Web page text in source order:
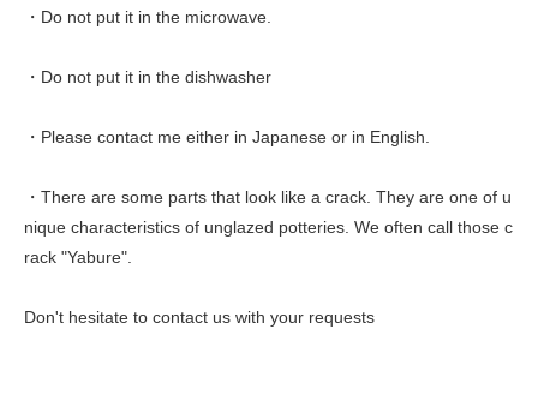
・Do not put it in the microwave.
・Do not put it in the dishwasher
・Please contact me either in Japanese or in English.
・There are some parts that look like a crack. They are one of u
nique characteristics of unglazed potteries. We often call those c
rack "Yabure".
Don't hesitate to contact us with your requests